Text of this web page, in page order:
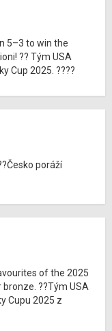
5–3 to win the
?? Tým USA
Cup 2025. ????
poráží
of the 2025
??Tým USA
Cupu 2025 z